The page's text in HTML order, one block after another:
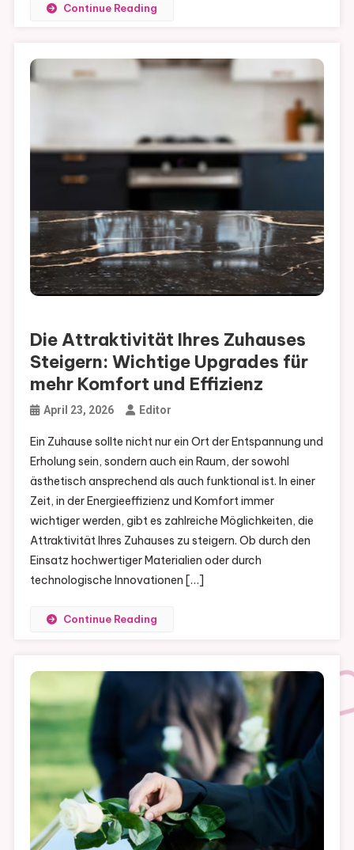
Continue Reading
Die Attraktivität Ihres Zuhauses
Steigern: Wichtige Upgrades für
mehr Komfort und Effizienz
April 23, 2026 Editor
Ein Zuhause sollte nicht nur ein Ort der Entspannung und
Erholung sein, sondern auch ein Raum, der sowohl
ästhetisch ansprechend als auch funktional ist. In einer
Zeit, in der Energieeffizienz und Komfort immer
wichtiger werden, gibt es zahlreiche Möglichkeiten, die
Attraktivität Ihres Zuhauses zu steigern. Ob durch den
Einsatz hochwertiger Materialien oder durch
technologische Innovationen […]
Continue Reading